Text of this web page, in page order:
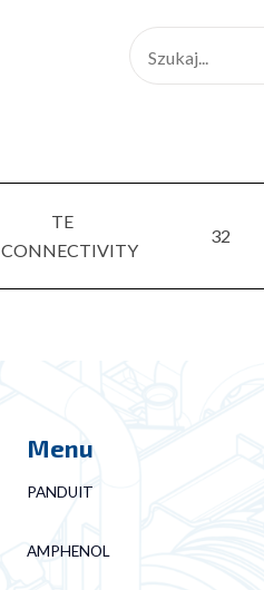
TE
CONNECTIVITY
32
Menu
PANDUIT
AMPHENOL